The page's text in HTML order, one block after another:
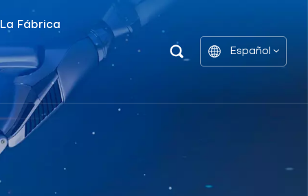
Fábrica
Español